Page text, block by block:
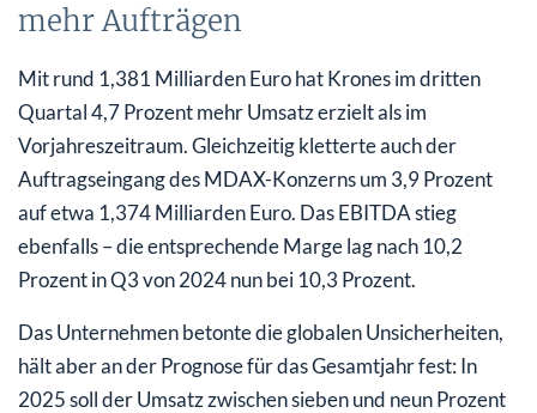
mehr Aufträgen
Mit rund 1,381 Milliarden Euro hat Krones im dritten
Quartal 4,7 Prozent mehr Umsatz erzielt als im
Vorjahreszeitraum. Gleichzeitig kletterte auch der
Auftragseingang des MDAX-Konzerns um 3,9 Prozent
auf etwa 1,374 Milliarden Euro. Das EBITDA stieg
ebenfalls – die entsprechende Marge lag nach 10,2
Prozent in Q3 von 2024 nun bei 10,3 Prozent.
Das Unternehmen betonte die globalen Unsicherheiten,
hält aber an der Prognose für das Gesamtjahr fest: In
2025 soll der Umsatz zwischen sieben und neun Prozent